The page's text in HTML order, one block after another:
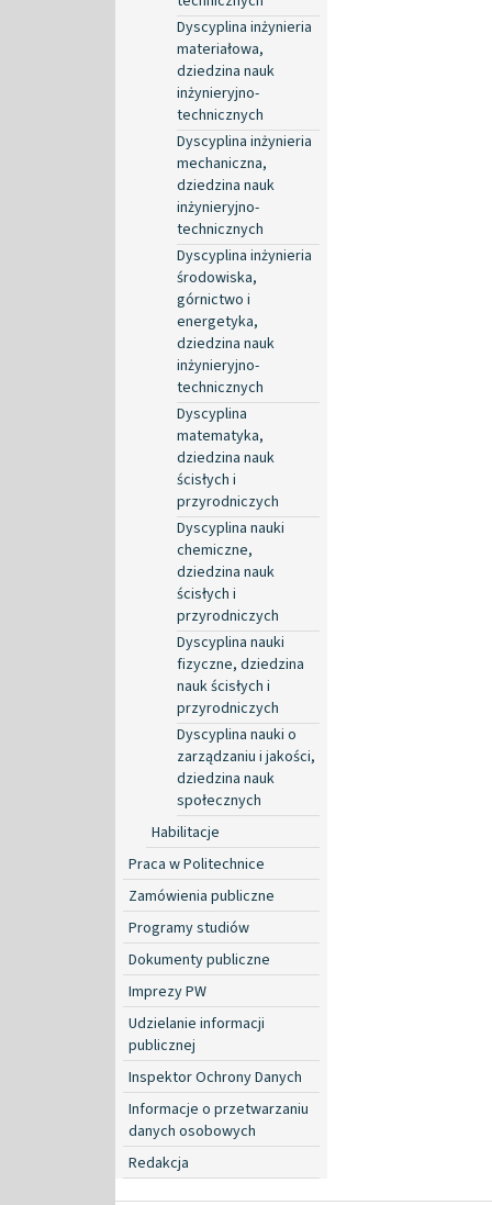
Dyscyplina inżynieria
materiałowa,
dziedzina nauk
inżynieryjno-
technicznych
Dyscyplina inżynieria
mechaniczna,
dziedzina nauk
inżynieryjno-
technicznych
Dyscyplina inżynieria
środowiska,
górnictwo i
energetyka,
dziedzina nauk
inżynieryjno-
technicznych
Dyscyplina
matematyka,
dziedzina nauk
ścisłych i
przyrodniczych
Dyscyplina nauki
chemiczne,
dziedzina nauk
ścisłych i
przyrodniczych
Dyscyplina nauki
fizyczne, dziedzina
nauk ścisłych i
przyrodniczych
Dyscyplina nauki o
zarządzaniu i jakości,
dziedzina nauk
społecznych
Habilitacje
Praca w Politechnice
Zamówienia publiczne
Programy studiów
Dokumenty publiczne
Imprezy PW
Udzielanie informacji
publicznej
Inspektor Ochrony Danych
Informacje o przetwarzaniu
danych osobowych
Redakcja